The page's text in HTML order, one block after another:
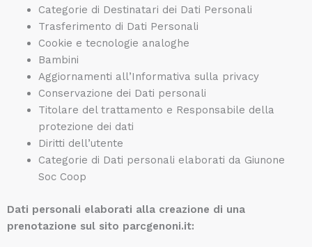
Categorie di Destinatari dei Dati Personali
Trasferimento di Dati Personali
Cookie e tecnologie analoghe
Bambini
Aggiornamenti all’Informativa sulla privacy
Conservazione dei Dati personali
Titolare del trattamento e Responsabile della
protezione dei dati
Diritti dell’utente
Categorie di Dati personali elaborati da Giunone
Soc Coop
Dati personali elaborati alla creazione di una
prenotazione sul sito parcgenoni.it: